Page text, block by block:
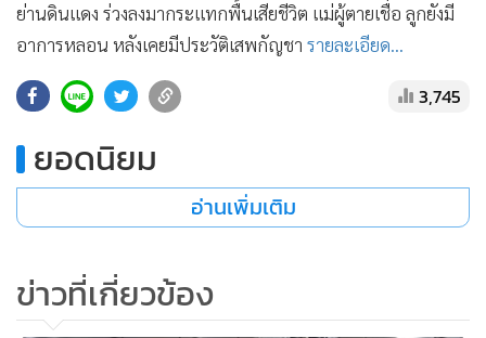
• ต่างประเทศ
• Special Scoop
• เศรษฐกิจ-ธุรกิจ
จีน
• ชุมชน-คุณภาพชีวิต
• อาชญากรรม
•
• วิทยาศาสตร์
• SMEs
ย่านดินแดง ร่วงลงมากระแทกพื้นเสียชีวิต แม่ผู้ตายเชื่อ ลูกยังมี
อาการหลอน หลังเคยมีประวัติเสพกัญชา รายละเอียด...
3,745
ยอดนิยม
อ่านเพิ่มเติม
ข่าวที่เกี่ยวข้อง